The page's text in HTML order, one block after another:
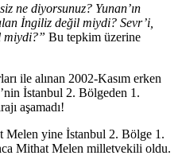
ne diyorsunuz? Yunan’ın
İngiliz değil miydi? Sevr’i,
miydi?” Bu tepkim üzerine
ile alınan 2002-Kasım erken
İstanbul 2. Bölgeden 1.
aşamadı!
Melen yine İstanbul 2. Bölge 1.
Mithat Melen milletvekili oldu.